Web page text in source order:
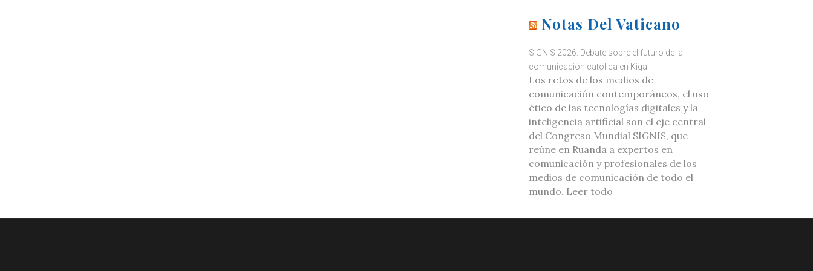
Notas Del Vaticano
SIGNIS 2026: Debate sobre el futuro de la
comunicación católica en Kigali
Los retos de los medios de
comunicación contemporáneos, el uso
ético de las tecnologías digitales y la
inteligencia artificial son el eje central
del Congreso Mundial SIGNIS, que
reúne en Ruanda a expertos en
comunicación y profesionales de los
medios de comunicación de todo el
mundo. Leer todo